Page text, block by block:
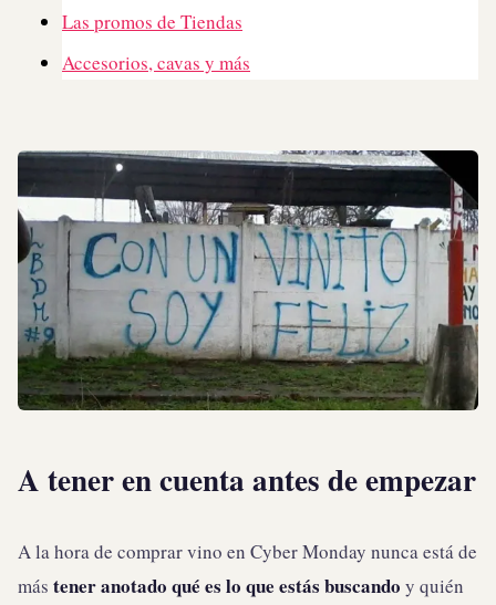
Las promos de Tiendas
Accesorios, cavas y más
A tener en cuenta antes de empezar
A la hora de comprar vino en Cyber Monday nunca está de
más tener anotado qué es lo que estás buscando y quién